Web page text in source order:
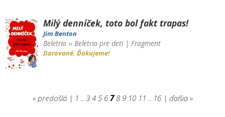
Milý denníček, toto bol fakt trapas!
Jim Benton
Beletria›› Beletria pre deti| Fragment
Darované. Ďakujeme!
« predošlá| 1 3 4 5 6 7 8 9 10 11 16| ďalšia »